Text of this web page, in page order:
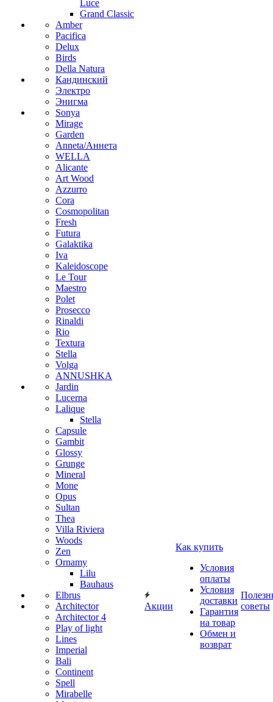
Luce
Grand Classic
Amber
Pacifica
Delux
Birds
Della Natura
Кандинский
Электро
Энигма
Sonya
Mirage
Garden
Anneta/Аннета
WELLA
Alicante
Art Wood
Azzurro
Cora
Cosmopolitan
Fresh
Futura
Galaktika
Iva
Kaleidoscope
Le Tour
Maestro
Polet
Prosecco
Rinaldi
Rio
Textura
Stella
Volga
ANNUSHKA
Jardin
Lucerna
Lalique
Stella
Capsule
Gambit
Glossy
Grunge
Mineral
Mone
Opus
Sultan
Thea
Villa Riviera
Woods
Zen
Ornamy
Lilu
Bauhaus
Elbrus
Architector
Architector 4
Play of light
Lines
Imperial
Bali
Continent
Spell
Mirabelle
Акции
Как купить
Условия
оплаты
Условия
доставки
Гарантия
на товар
Обмен и
возврат
советы